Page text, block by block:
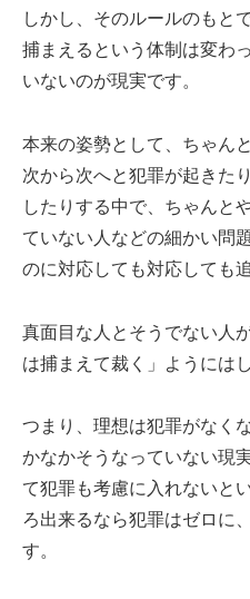
しかし、そのルールのもと
捕まえるという体制は変わ
いないのが現実です。
本来の姿勢として、ちゃん
次から次へと犯罪が起きた
したりする中で、ちゃんと
ていない人などの細かい問
のに対応しても対応しても
真面目な人とそうでない人
は捕まえて裁く」ようには
つまり、理想は犯罪がなく
かなかそうなっていない現
て犯罪も考慮に入れないと
ろ出来るなら犯罪はゼロに
す。